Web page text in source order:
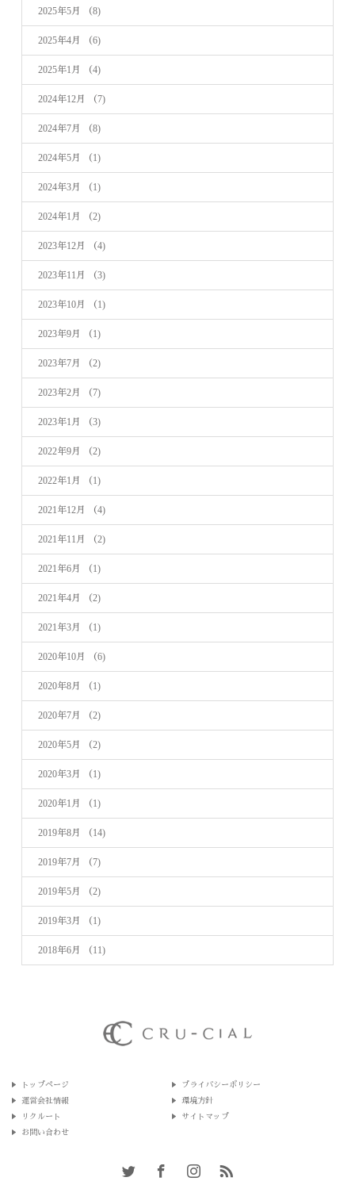
2025年5月 （8)
2025年4月 （6)
2025年1月 （4)
2024年12月 （7)
2024年7月 （8)
2024年5月 （1)
2024年3月 （1)
2024年1月 （2)
2023年12月 （4)
2023年11月 （3)
2023年10月 （1)
2023年9月 （1)
2023年7月 （2)
2023年2月 （7)
2023年1月 （3)
2022年9月 （2)
2022年1月 （1)
2021年12月 （4)
2021年11月 （2)
2021年6月 （1)
2021年4月 （2)
2021年3月 （1)
2020年10月 （6)
2020年8月 （1)
2020年7月 （2)
2020年5月 （2)
2020年3月 （1)
2020年1月 （1)
2019年8月 （14)
2019年7月 （7)
2019年5月 （2)
2019年3月 （1)
2018年6月 （11)
トップページ
運営会社情報
リクルート
お問い合わせ
プライバシーポリシー
環境方針
サイトマップ